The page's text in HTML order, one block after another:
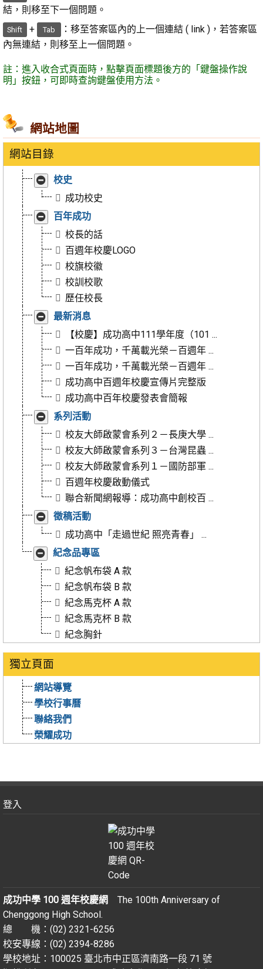
結，則移至下一個問題。
Shift + Tab
：移至答案區內的上一個連結 ( link )，若答案區
內無連結，則移至上一個問題。
註：進入收合式頁面時，點擊頁面標題後方的「鍵盤操作說
明」按鈕，可即時查詢鍵盤使用方法。
網站地圖
網站目錄
展
開/
收
合
校史
成功校史
展
開/
收
百年成功
校長的話
百週年校慶LOGO
校旗校徽
校訓校歌
歷任校長
展
開/
收
最新消息
【校慶】成功高中111學年度（101 ...
一百年成功，千萬載光榮－百週年 ...
一百年成功，千萬載光榮－百週年 ...
成功高中百週年校慶宣傳片完整版
成功高中百年校慶發表會簡報
展
開/
收
系列活動
校友大師啟蒙會系列２－長庚大學 ...
校友大師啟蒙會系列３－台灣昆蟲 ...
校友大師啟蒙會系列１－國防部軍 ...
百週年校慶啟動儀式
聯合新聞網報導：成功高中創校百 ...
展
開/
收
合
徵稿活動
成功高中「走過世紀 照亮青春」 ...
展
開/
收
紀念品專區
紀念帆布袋 A 款
紀念帆布袋 B 款
紀念馬克杯 A 款
紀念馬克杯 B 款
紀念胸針
獨立頁面
網站導覽
學校行事曆
聯絡我們
榮耀成功
登入
成功中學 100 週年校慶網
The 100th Anniversary of
Chenggong High School.
總 機：(02) 2321-6256
校安專線：(02) 2394-8286
學校地址：100025 臺北市中正區濟南路一段 71 號